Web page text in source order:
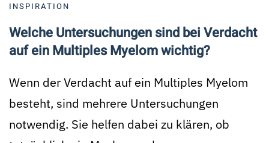
INSPIRATION
Welche Untersuchungen sind bei Verdacht
auf ein Multiples Myelom wichtig?
Wenn der Verdacht auf ein Multiples Myelom
besteht, sind mehrere Untersuchungen
notwendig. Sie helfen dabei zu klären, ob